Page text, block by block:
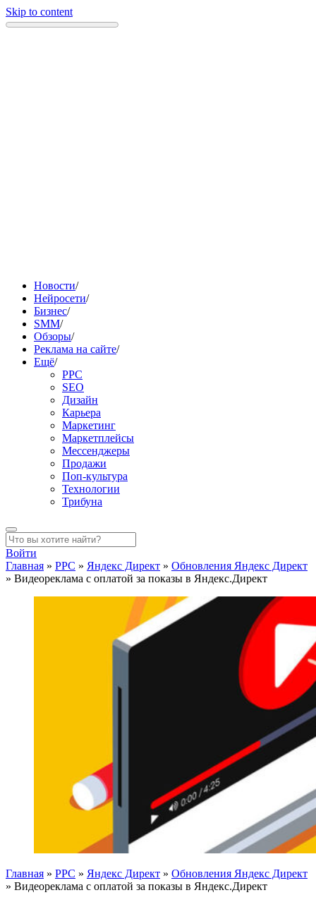
Skip to content
Новости/
Нейросети/
Бизнес/
SMM/
Обзоры/
Реклама на сайте/
Ещё/
PPC
SEO
Дизайн
Карьера
Маркетинг
Маркетплейсы
Мессенджеры
Продажи
Поп-культура
Технологии
Трибуна
Войти
Главная » PPC » Яндекс Директ » Обновления Яндекс Директ
» Видеореклама с оплатой за показы в Яндекс.Директ
Главная » PPC » Яндекс Директ » Обновления Яндекс Директ
» Видеореклама с оплатой за показы в Яндекс.Директ